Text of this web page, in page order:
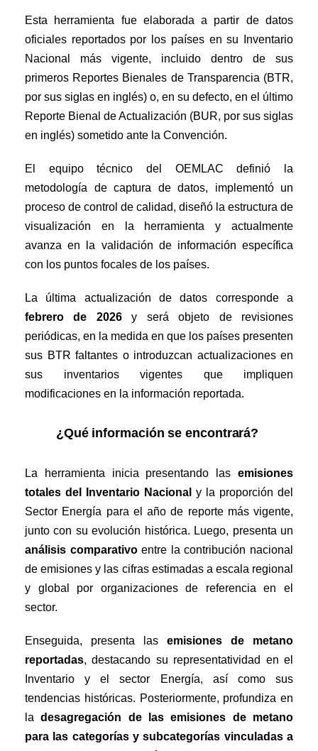
Esta herramienta fue elaborada a partir de datos
oficiales reportados por los países en su Inventario
Nacional más vigente, incluido dentro de sus
primeros Reportes Bienales de Transparencia (BTR,
por sus siglas en inglés) o, en su defecto, en el último
Reporte Bienal de Actualización (BUR, por sus siglas
en inglés) sometido ante la Convención.
El equipo técnico del OEMLAC definió la
metodología de captura de datos, implementó un
proceso de control de calidad, diseñó la estructura de
visualización en la herramienta y actualmente
avanza en la validación de información específica
con los puntos focales de los países.
La última actualización de datos corresponde a
febrero de 2026y será objeto de revisiones
periódicas, en la medida en que los países presenten
sus BTR faltantes o introduzcan actualizaciones en
sus inventarios vigentes que impliquen
modificaciones en la información reportada.
¿Qué información se encontrará?
La herramienta inicia presentando las emisiones
totales del Inventario Nacional y la proporción del
Sector Energía para el año de reporte más vigente,
junto con su evolución histórica. Luego, presenta un
análisis comparativoentre la contribución nacional
de emisiones y las cifras estimadas a escala regional
y global por organizaciones de referencia en el
sector.
Enseguida, presenta las emisiones de metano
reportadas, destacando su representatividad en el
Inventario y el sector Energía, así como sus
tendencias históricas. Posteriormente, profundiza en
ladesagregación de las emisiones de metano
para las categorías y subcategorías vinculadas a